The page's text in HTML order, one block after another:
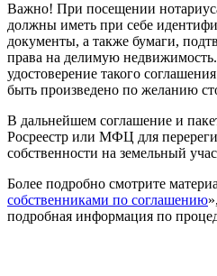
Важно! При посещении
должны иметь при себе
документы, а также бумаги,
права на делимую
удостоверение такого
быть произведено по желанию
В дальнейшем соглашение и
Росреестр или МФЦ для
собственности на земельный
Более подробно смотрите
собственниками по соглашению
подробная информация по